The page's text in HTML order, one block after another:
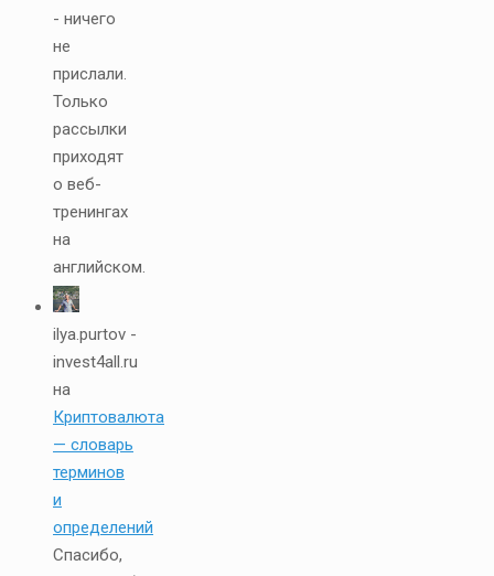
- ничего
не
прислали.
Только
рассылки
приходят
о веб-
тренингах
на
английском.
ilya.purtov -
invest4all.ru
на
Криптовалюта
— словарь
терминов
и
определений
Спасибо,